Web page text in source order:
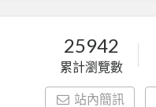
25942
累計瀏覽數
站內簡訊